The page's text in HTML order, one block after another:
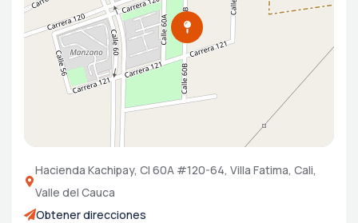
Hacienda Kachipay, Cl 60A #120-64, Villa Fatima, Cali,
Valle del Cauca
Obtener direcciones